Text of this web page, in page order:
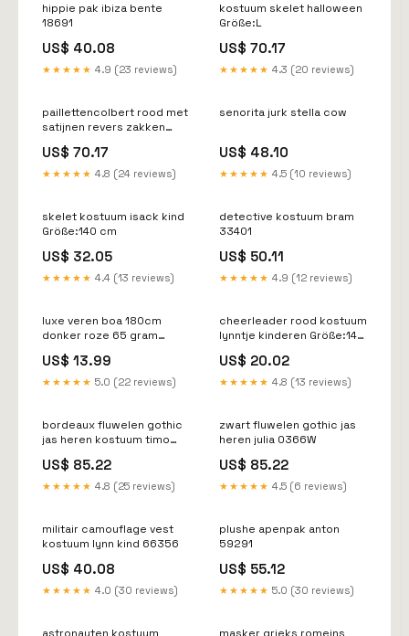
hippie pak ibiza bente
18691
US$ 40.08
★★★★★ 4.9 (23 reviews)
kostuum skelet halloween
Größe:L
US$ 70.17
★★★★★ 4.3 (20 reviews)
paillettencolbert rood met
satijnen revers zakken
US$ 70.17
★★★★★ 4.8 (24 reviews)
senorita jurk stella cow
US$ 48.10
★★★★★ 4.5 (10 reviews)
skelet kostuum isack kind
Größe:140 cm
US$ 32.05
★★★★★ 4.4 (13 reviews)
detective kostuum bram
33401
US$ 50.11
★★★★★ 4.9 (12 reviews)
luxe veren boa 180cm
donker roze 65 gram
US$ 13.99
★★★★★ 5.0 (22 reviews)
cheerleader rood kostuum
lynntje kinderen Größe:140
US$ 20.02
★★★★★ 4.8 (13 reviews)
bordeaux fluwelen gothic
jas heren kostuum timo
US$ 85.22
★★★★★ 4.8 (25 reviews)
zwart fluwelen gothic jas
heren julia 0366W
US$ 85.22
★★★★★ 4.5 (6 reviews)
militair camouflage vest
kostuum lynn kind 66356
US$ 40.08
★★★★★ 4.0 (30 reviews)
plushe apenpak anton
59291
US$ 55.12
★★★★★ 5.0 (30 reviews)